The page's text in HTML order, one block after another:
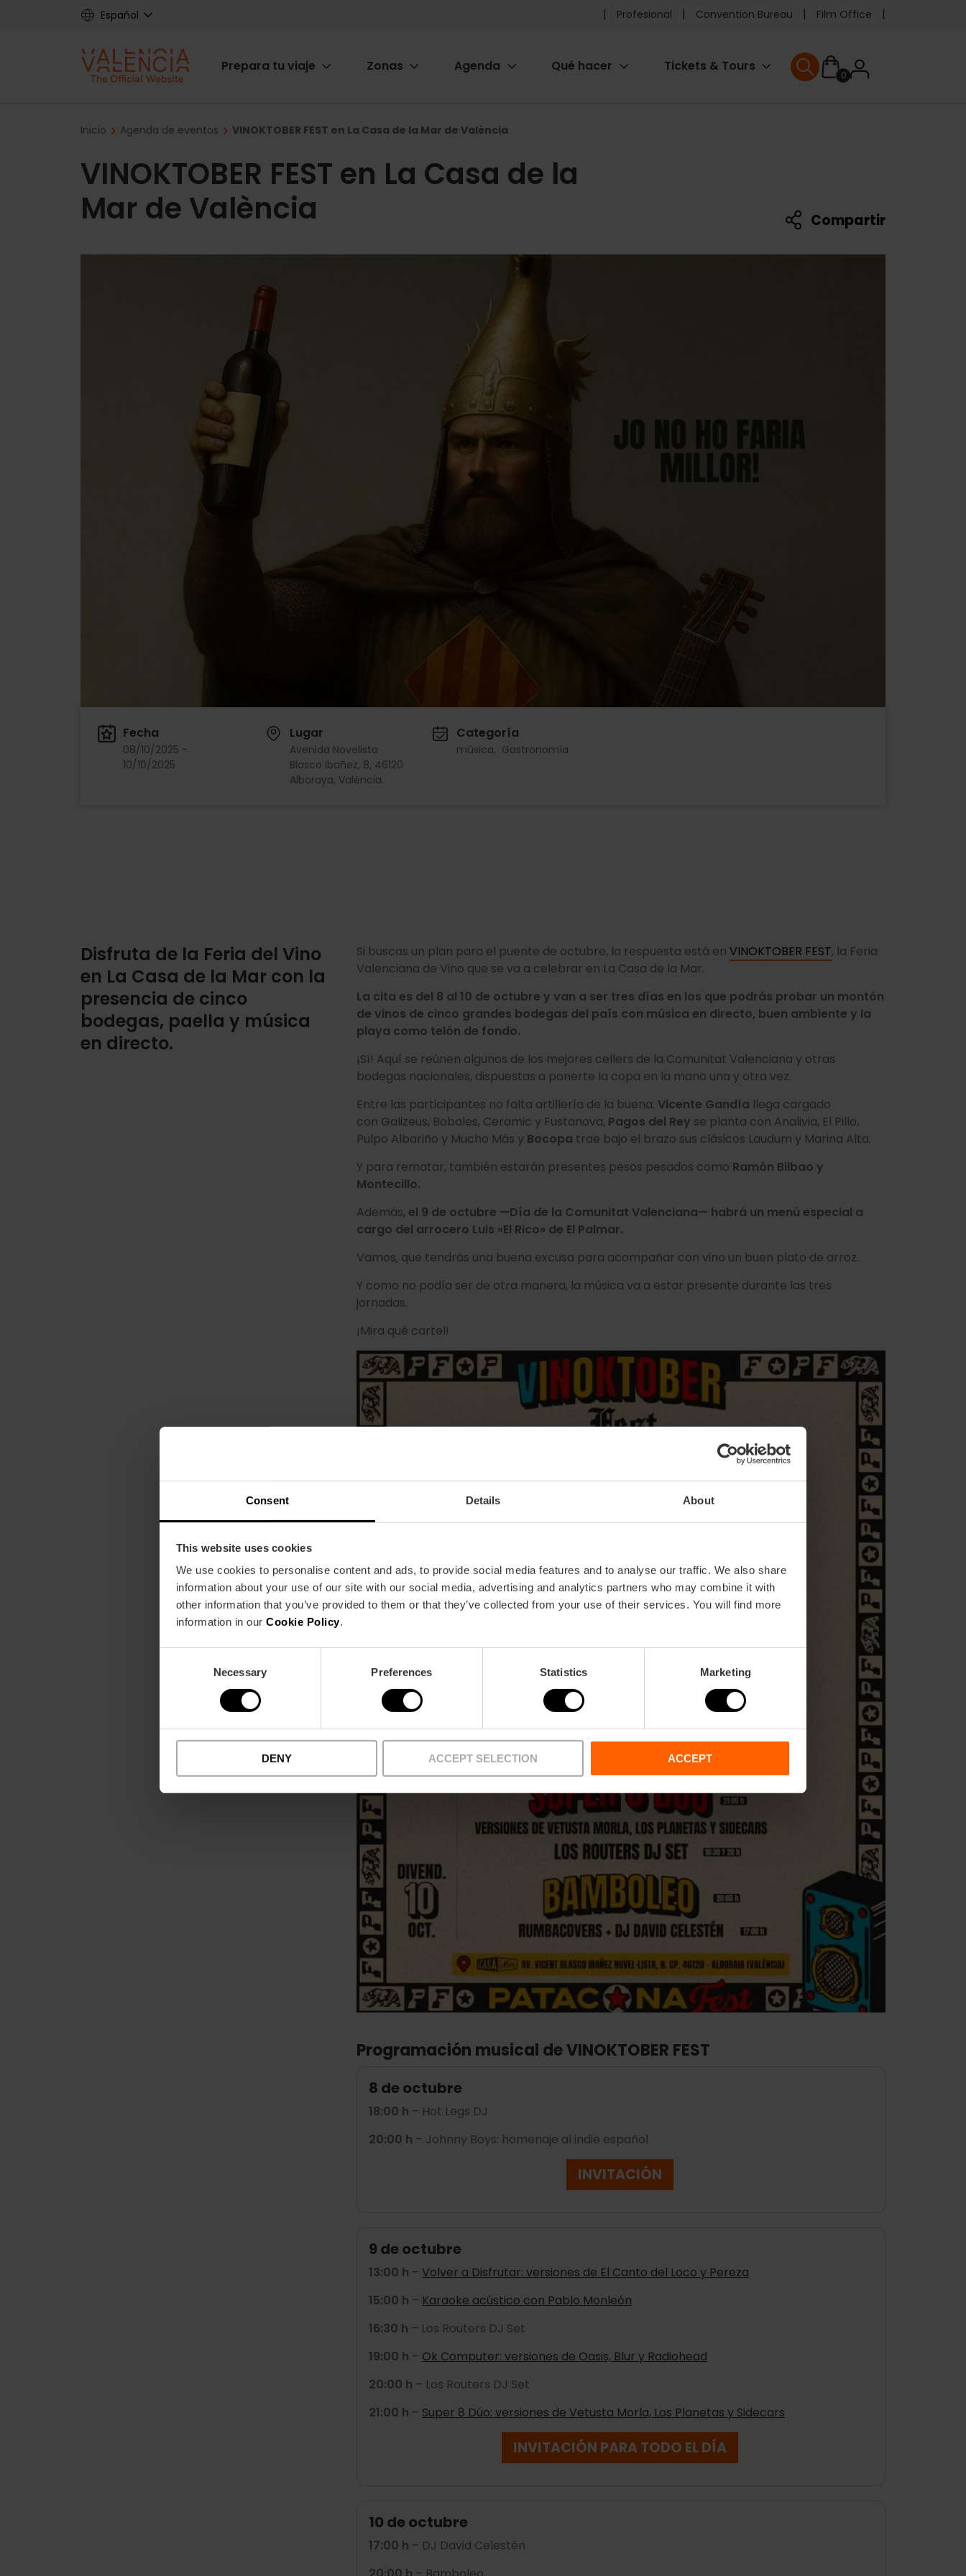
Consent Details About
This website uses cookies
We use cookies to personalise content and ads, to provide social media features and to analyse our traffic. We also share
information about your use of our site with our social media, advertising and analytics partners who may combine it with
other information that you’ve provided to them or that they’ve collected from your use of their services. You will find more
information in our Cookie Policy.
Necessary Preferences Statistics Marketing
DENY ACCEPT SELECTION ACCEPT
Español
Pre
header
Profesional Convention Bureau Film Office
Main
Prepara tu viaje Zonas Agenda Qué hacer Tickets & Tours
0User
User menu
Breadcrumb
Inicio Agenda de eventos VINOKTOBER FEST en La Casa de la Mar de València
VINOKTOBER FEST en La Casa de la
Mar de València
Compartir
Fecha
08/10/2025 -
10/10/2025
Lugar
Avenida Novelista
Blasco Ibañez, 8, 46120
Alboraya, València.
Categoría
música Gastronomía
Disfruta de la Feria del Vino
en La Casa de la Mar con la
presencia de cinco
bodegas, paella y música
en directo.
Si buscas un plan para el puente de octubre, la respuesta está en VINOKTOBER FEST, la Feria
Valenciana de Vino que se va a celebrar en La Casa de la Mar.
La cita es del 8 al 10 de octubre y van a ser tres días en los que podrás probar un montón
de vinos de cinco grandes bodegas del país con música en directo, buen ambiente y la
playa como telón de fondo.
¡Sí! Aquí se reúnen algunos de los mejores cellers de la Comunitat Valenciana y otras
bodegas nacionales, dispuestas a ponerte la copa en la mano una y otra vez.
Entre las participantes no falta artillería de la buena: Vicente Gandía llega cargado
con Galizeus, Bobales, Ceramic y Fustanova, Pagos del Rey se planta con Analivia, El Pillo,
Pulpo Albariño y Mucho Más y Bocopa trae bajo el brazo sus clásicos Laudum y Marina Alta.
Y para rematar, también estarán presentes pesos pesados como Ramón Bilbao y
Montecillo.
Además, el 9 de octubre —Día de la Comunitat Valenciana— habrá un menú especial a
cargo del arrocero Luis «El Rico» de El Palmar.
Vamos, que tendrás una buena excusa para acompañar con vino un buen plato de arroz.
Y como no podía ser de otra manera, la música va a estar presente durante las tres
jornadas.
¡Mira qué cartel!
Programación musical de VINOKTOBER FEST
8 de octubre
18:00 h – Hot Legs DJ
20:00 h – Johnny Boys: homenaje al indie español
INVITACIÓN
9 de octubre
13:00 h – Volver a Disfrutar: versiones de El Canto del Loco y Pereza
15:00 h – Karaoke acústico con Pablo Monleón
16:30 h – Los Routers DJ Set
19:00 h – Ok Computer: versiones de Oasis, Blur y Radiohead
20:00 h – Los Routers DJ Set
21:00 h – Super 8 Dúo: versiones de Vetusta Morla, Los Planetas y Sidecars
INVITACIÓN PARA TODO EL DÍA
10 de octubre
17:00 h – DJ David Celestén